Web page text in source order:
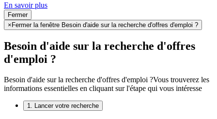
En savoir plus
Fermer
×Fermer la fenêtre Besoin d'aide sur la recherche d'offres d'emploi ?
Besoin d'aide sur la recherche d'offres
d'emploi ?
Besoin d'aide sur la recherche d'offres d'emploi ?Vous trouverez les
informations essentielles en cliquant sur l'étape qui vous intéresse
1. Lancer votre recherche